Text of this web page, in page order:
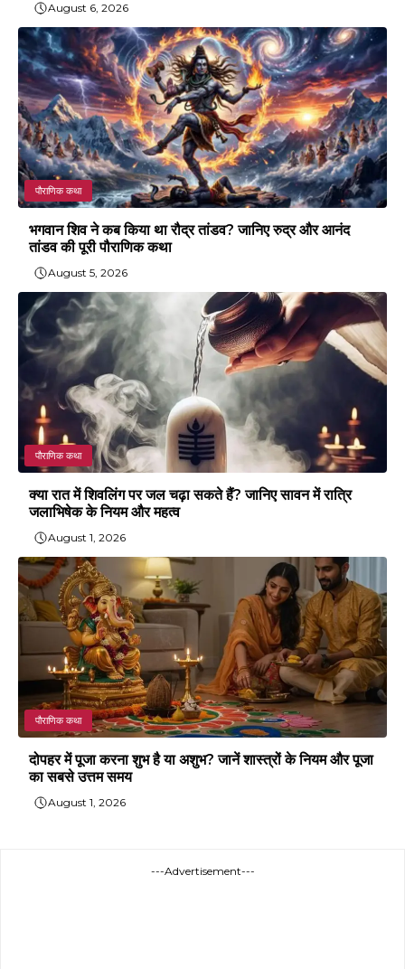
August 6, 2026
पौराणिक कथा
भगवान शिव ने कब किया था रौद्र तांडव? जानिए रुद्र और आनंद
तांडव की पूरी पौराणिक कथा
August 5, 2026
पौराणिक कथा
क्या रात में शिवलिंग पर जल चढ़ा सकते हैं? जानिए सावन में रात्रि
जलाभिषेक के नियम और महत्व
August 1, 2026
पौराणिक कथा
दोपहर में पूजा करना शुभ है या अशुभ? जानें शास्त्रों के नियम और पूजा
का सबसे उत्तम समय
August 1, 2026
---Advertisement---